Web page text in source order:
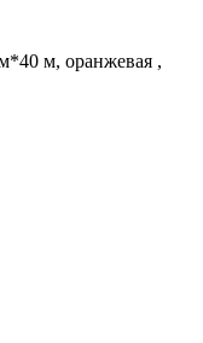
м, оранжевая ,